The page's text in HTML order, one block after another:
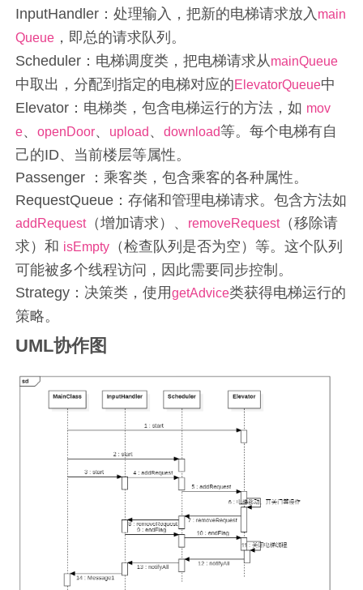
InputHandler：处理输入，把新的电梯请求放入 main
Queue ，即总的请求队列。
Scheduler：电梯调度类，把电梯请求从mainQueue
中取出，分配到指定的电梯对应的ElevatorQueue中
Elevator：电梯类，包含电梯运行的方法，如 mov
e、openDoor、 upload 、download等。每个电梯有自
己的ID、当前楼层等属性。
Passenger ：乘客类，包含乘客的各种属性。
RequestQueue：存储和管理电梯请求。包含方法如
addRequest（增加请求）、 removeRequest（移除请
求）和 isEmpty （检查队列是否为空）等。这个队列
可能被多个线程访问，因此需要同步控制。
Strategy：决策类，使用getAdvice类获得电梯运行的
策略。
UML协作图